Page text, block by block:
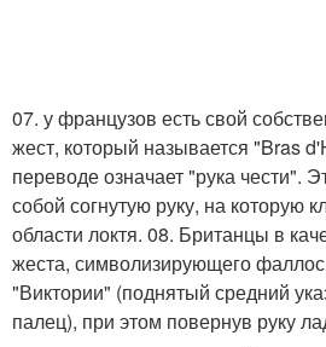
07. у французов есть свой
жест, который называется "Bras
переводе означает "рука чести".
собой согнутую руку, на которую
области локтя. 08. Британцы в
жеста, символизирующего
"Виктории" (поднятый средний
палец), при этом повернув руку